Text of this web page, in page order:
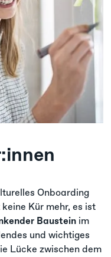
Onboarding
Kür mehr, es ist
Baustein im
und wichtiges
Lücke zwischen dem